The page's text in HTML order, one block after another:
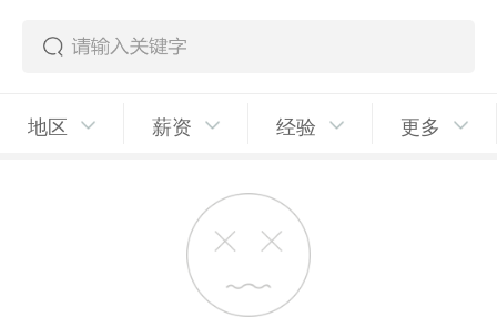
地区 薪资 经验 更多